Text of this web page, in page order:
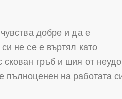
добре и да е
не се е въртял като
гръб и шия от
на работата